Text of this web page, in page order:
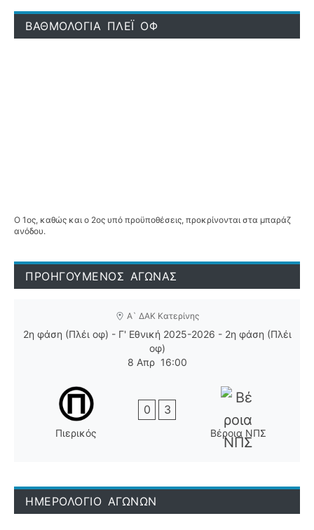
ΒΑΘΜΟΛΟΓΙΑ ΠΛΕΪ ΟΦ
Ο 1ος, καθώς και ο 2ος υπό προϋποθέσεις, προκρίνονται στα μπαράζ
ανόδου.
ΠΡΟΗΓΟΥΜΕΝΟΣ ΑΓΩΝΑΣ
Α` ΔΑΚ Κατερίνης
2η φάση (Πλέι οφ) - Γ' Εθνική 2025-2026 - 2η φάση (Πλέι
οφ)
8 Απρ 16:00
Πιερικός
0 3
Βέροια ΝΠΣ
ΗΜΕΡΟΛΟΓΙΟ ΑΓΩΝΩΝ